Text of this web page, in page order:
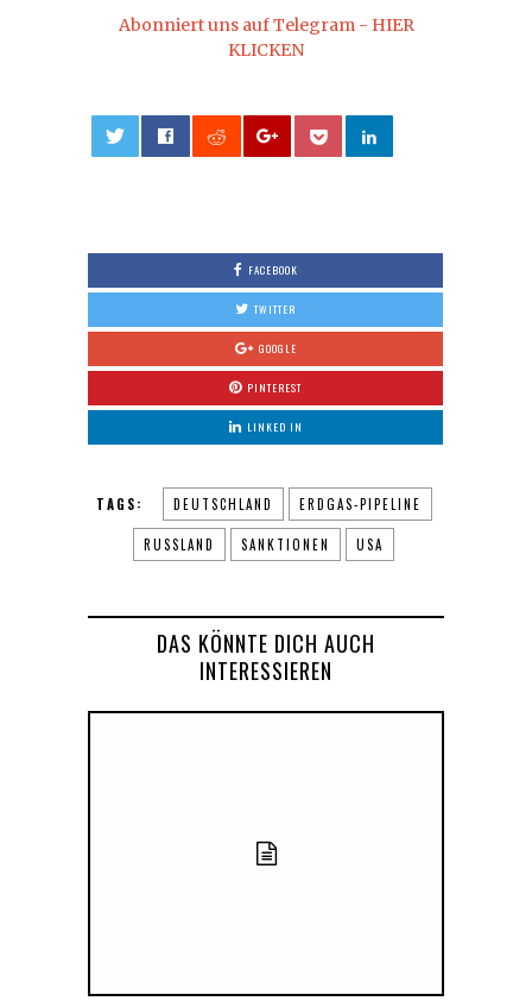
Abonniert uns auf Telegram - HIER
KLICKEN
FACEBOOK
TWITTER
GOOGLE
PINTEREST
LINKED IN
TAGS: DEUTSCHLAND ERDGAS-PIPELINE
RUSSLAND SANKTIONEN USA
DAS KÖNNTE DICH AUCH
INTERESSIEREN